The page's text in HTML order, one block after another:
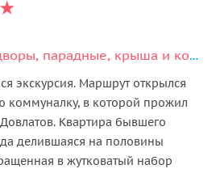
Питер Романтиков: дворы, парадные, крыша и коммуналка Довлатова
экскурсия. Маршрут открылся
коммуналку, в которой прожил
Квартира бывшего
делившаяся на половины
в жутковатый набор